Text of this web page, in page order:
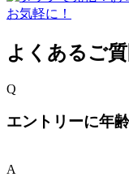
よくあるご質
Q
エントリーに年
A